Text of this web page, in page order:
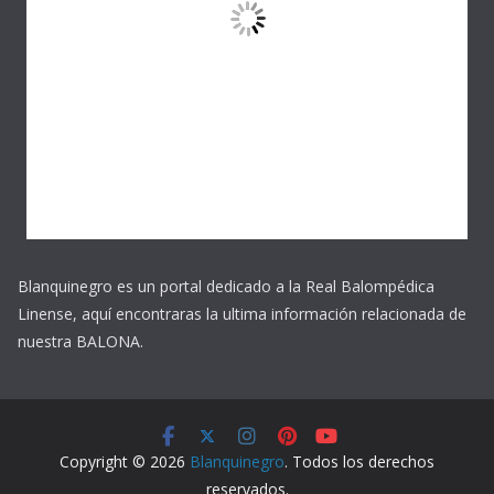
Blanquinegro es un portal dedicado a la Real Balompédica
Linense, aquí encontraras la ultima información relacionada de
nuestra BALONA.
Copyright © 2026 Blanquinegro. Todos los derechos
reservados.